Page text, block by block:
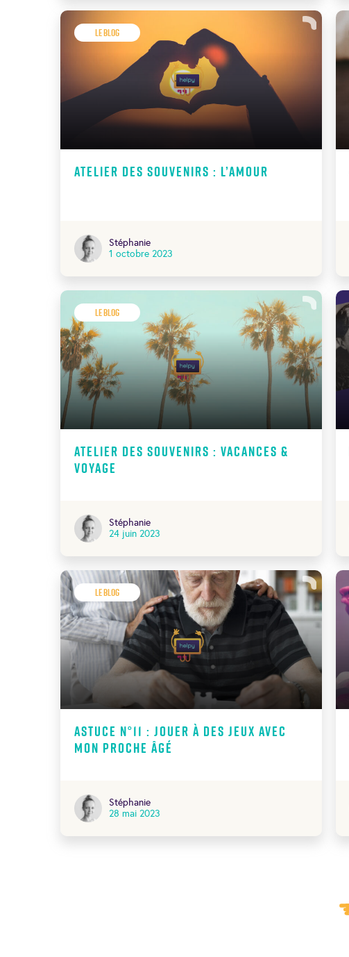
Le Blog
Atelier des souvenirs : l’amour
Stéphanie
1 octobre 2023
Le Blog
Atelier des souvenirs : vacances &
voyage
Stéphanie
24 juin 2023
Le Blog
Astuce N°11 : jouer à des jeux avec
mon proche âgé
Stéphanie
28 mai 2023